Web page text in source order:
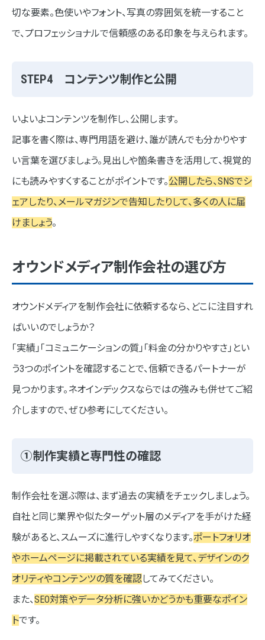
切な要素。色使いやフォント、写真の雰囲気を統一すること
で、プロフェッショナルで信頼感のある印象を与えられます。
STEP4 コンテンツ制作と公開
いよいよコンテンツを制作し、公開します。
記事を書く際は、専門用語を避け、誰が読んでも分かりやす
い言葉を選びましょう。見出しや箇条書きを活用して、視覚的
にも読みやすくすることがポイントです。公開したら、SNSでシ
ェアしたり、メールマガジンで告知したりして、多くの人に届
けましょう。
オウンドメディア制作会社の選び方
オウンドメディアを制作会社に依頼するなら、どこに注目すれ
ばいいのでしょうか？
「実績」「コミュニケーションの質」「料金の分かりやすさ」とい
う3つのポイントを確認することで、信頼できるパートナーが
見つかります。ネオインデックスならではの強みも併せてご紹
介しますので、ぜひ参考にしてください。
①制作実績と専門性の確認
制作会社を選ぶ際は、まず過去の実績をチェックしましょう。
自社と同じ業界や似たターゲット層のメディアを手がけた経
験があると、スムーズに進行しやすくなります。ポートフォリオ
やホームページに掲載されている実績を見て、デザインのク
オリティやコンテンツの質を確認してみてください。
また、SEO対策やデータ分析に強いかどうかも重要なポイン
トです。